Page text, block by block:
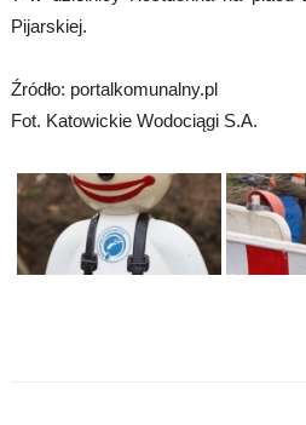
Pijarskiej.
Źródło: portalkomunalny.pl
Fot. Katowickie Wodociągi S.A.